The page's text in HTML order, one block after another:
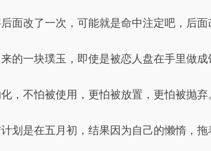
面改了一次，可能就是命中注定吧，后面
的一块璞玉，即使是被恋人盘在手里做成
，不怕被使用，更怕被放置，更怕被抛弃
划是在五月初，结果因为自己的懒惰，